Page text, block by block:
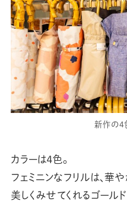
新作の4
カラーは4色。
フェミニンなフリルは、華
美しくみせてくれるゴール